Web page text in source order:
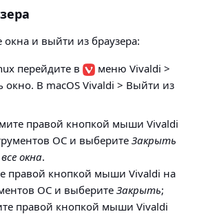
окна и выйти из браузера:
перейдите в
меню Vivaldi >
окно. В macOS Vivaldi > Выйти из
правой кнопкой мыши Vivaldi
ОС и выберитеЗакрыть
окна.
правой кнопкой мыши Vivaldi на
ОС и выберите Закрыть;
правой кнопкой мыши Vivaldi